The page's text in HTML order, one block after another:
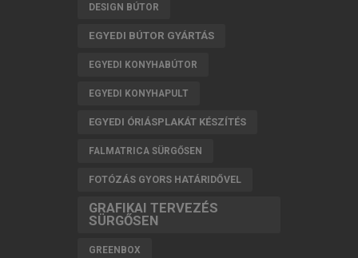
DESIGN BÚTOR
EGYEDI BÚTOR GYÁRTÁS
EGYEDI KONYHABÚTOR
EGYEDI KONYHAPULT
EGYEDI ÓRIÁSPLAKÁT KÉSZÍTÉS
FALMATRICA SÜRGŐSEN
FOTÓZÁS GYORS HATÁRIDŐVEL
GRAFIKAI TERVEZÉS
SÜRGŐSEN
GREENBOX